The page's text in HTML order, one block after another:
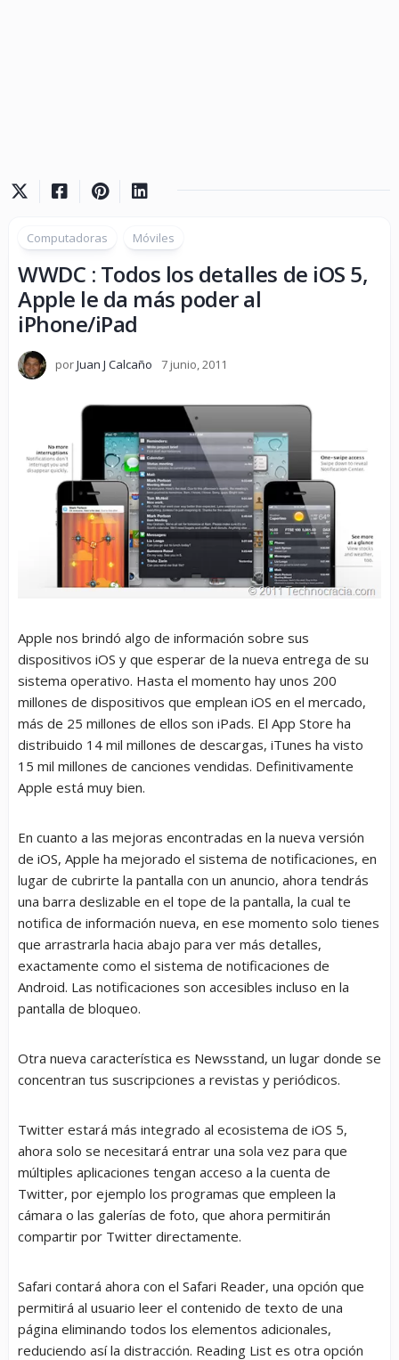
Computadoras Móviles
WWDC : Todos los detalles de iOS 5,
Apple le da más poder al
iPhone/iPad
porJuan J Calcaño 7 junio, 2011
Apple nos brindó algo de información sobre sus
dispositivos iOS y que esperar de la nueva entrega de su
sistema operativo. Hasta el momento hay unos 200
millones de dispositivos que emplean iOS en el mercado,
más de 25 millones de ellos son iPads. El App Store ha
distribuido 14 mil millones de descargas, iTunes ha visto
15 mil millones de canciones vendidas. Definitivamente
Apple está muy bien.
En cuanto a las mejoras encontradas en la nueva versión
de iOS, Apple ha mejorado el sistema de notificaciones, en
lugar de cubrirte la pantalla con un anuncio, ahora tendrás
una barra deslizable en el tope de la pantalla, la cual te
notifica de información nueva, en ese momento solo tienes
que arrastrarla hacia abajo para ver más detalles,
exactamente como el sistema de notificaciones de
Android. Las notificaciones son accesibles incluso en la
pantalla de bloqueo.
Otra nueva característica es Newsstand, un lugar donde se
concentran tus suscripciones a revistas y periódicos.
Twitter estará más integrado al ecosistema de iOS 5,
ahora solo se necesitará entrar una sola vez para que
múltiples aplicaciones tengan acceso a la cuenta de
Twitter, por ejemplo los programas que empleen la
cámara o las galerías de foto, que ahora permitirán
compartir por Twitter directamente.
Safari contará ahora con el Safari Reader, una opción que
permitirá al usuario leer el contenido de texto de una
página eliminando todos los elementos adicionales,
reduciendo así la distracción. Reading List es otra opción